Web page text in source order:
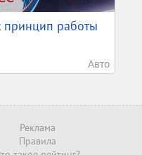
работы
Авто
Реклама
Правила